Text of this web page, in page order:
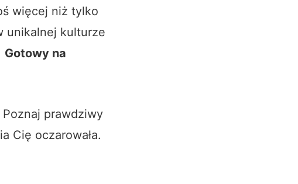
więcej niż tylko
unikalnej kulturze
Gotowy na
prawdziwy
Cię oczarowała.